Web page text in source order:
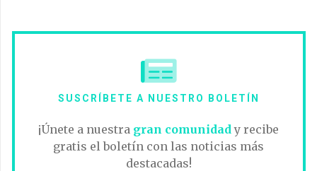
SUSCRÍBETE A NUESTRO BOLETÍN
¡Únete a nuestra gran comunidady recibe
gratis el boletín con las noticias más
destacadas!